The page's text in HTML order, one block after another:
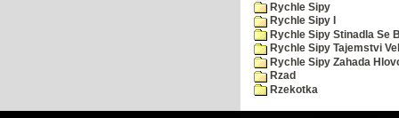
Rychle Sipy
Rychle Sipy I
Rychle Sipy Stinadla Se
Rychle Sipy Tajemstvi
Rychle Sipy Zahada
Rzad
Rzekotka